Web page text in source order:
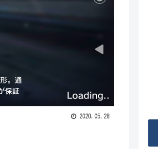
2020.05.28